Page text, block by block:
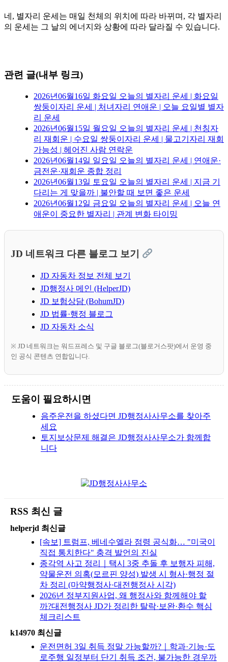
네, 별자리 운세는 매일 천체의 위치에 따라 바뀌며, 각 별자리
의 운세는 그 날의 에너지와 상황에 따라 달라질 수 있습니다.
관련 글(내부 링크)
2026년06월16일 화요일 오늘의 별자리 운세 | 화요일
쌍둥이자리 운세 | 처녀자리 연애운 | 오늘 요일별 별자
리 운세
2026년06월15일 월요일 오늘의 별자리 운세 | 천칭자
리 재회운 | 수요일 쌍둥이자리 운세 | 물고기자리 재회
가능성 | 헤어진 사람 연락운
2026년06월14일 일요일 오늘의 별자리 운세 | 연애운·
금전운·재회운 종합 정리
2026년06월13일 토요일 오늘의 별자리 운세 | 지금 기
다리는 게 맞을까 | 불안할 때 보면 좋은 운세
2026년06월12일 금요일 오늘의 별자리 운세 | 오늘 연
애운이 중요한 별자리 | 관계 변화 타이밍
JD 네트워크 다른 블로그 보기
JD 자동차 정보 전체 보기
JD행정사 메인 (HelperJD)
JD 보험상담 (BohumJD)
JD 법률·행정 블로그
JD 자동차 소식
※ JD 네트워크는 워드프레스 및 구글 블로그(블로거스팟)에서 운영 중
인 공식 콘텐츠 연합입니다.
도움이 필요하시면
음주운전을 하셨다면 JD행정사사무소를 찾아주
세요
토지보상문제 해결은 JD행정사사무소가 함께합
니다
RSS 최신 글
helperjd 최신글
[속보] 트럼프, 베네수엘라 점령 공식화… "미국이
직접 통치한다" 충격 발언의 진실
종각역 사고 정리｜택시 3중 추돌 후 보행자 피해,
약물운전 의혹(모르핀 양성) 발생 시 형사·행정 절
차 정리 (마약행정사·대전행정사 시각)
2026년 정부지원사업, 왜 행정사와 함께해야 할
까?대전행정사 JD가 정리한 탈락·보완·환수 핵심
체크리스트
k14970 최신글
운전면허 3일 취득 정말 가능할까?｜학과·기능·도
로주행 일정부터 단기 취득 조건, 불가능한 경우까